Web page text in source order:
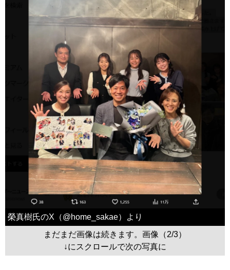
榮真樹氏のX（@home_sakae）より
まだまだ画像は続きます。画像（2/3）
↓にスクロールで次の写真に